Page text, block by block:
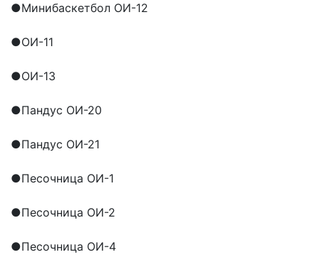
●Минибаскетбол ОИ-12
●ОИ-11
●ОИ-13
●Пандус ОИ-20
●Пандус ОИ-21
●Песочница ОИ-1
●Песочница ОИ-2
●Песочница ОИ-4